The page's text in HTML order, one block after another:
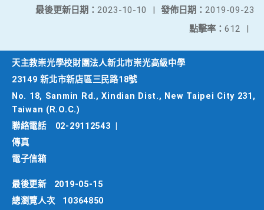
發佈日期： 2019-09-23
最後更新日期： 2023-10-10
|
點擊率： 612 |
天主教崇光學校財團法人新北市崇光高級中學
23149 新北市新店區三民路18號
No. 18, Sanmin Rd., Xindian Dist., New Taipei City 231,
Taiwan (R.O.C.)
聯絡電話
02-29112543
傳真
電子信箱
最後更新
2019-05-15
總瀏覽人次
10364850